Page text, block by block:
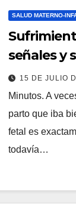
SALUD MATERNO-
señales y
15 DE JULIO
Minutos. A
parto que iba
fetal es
todavía…